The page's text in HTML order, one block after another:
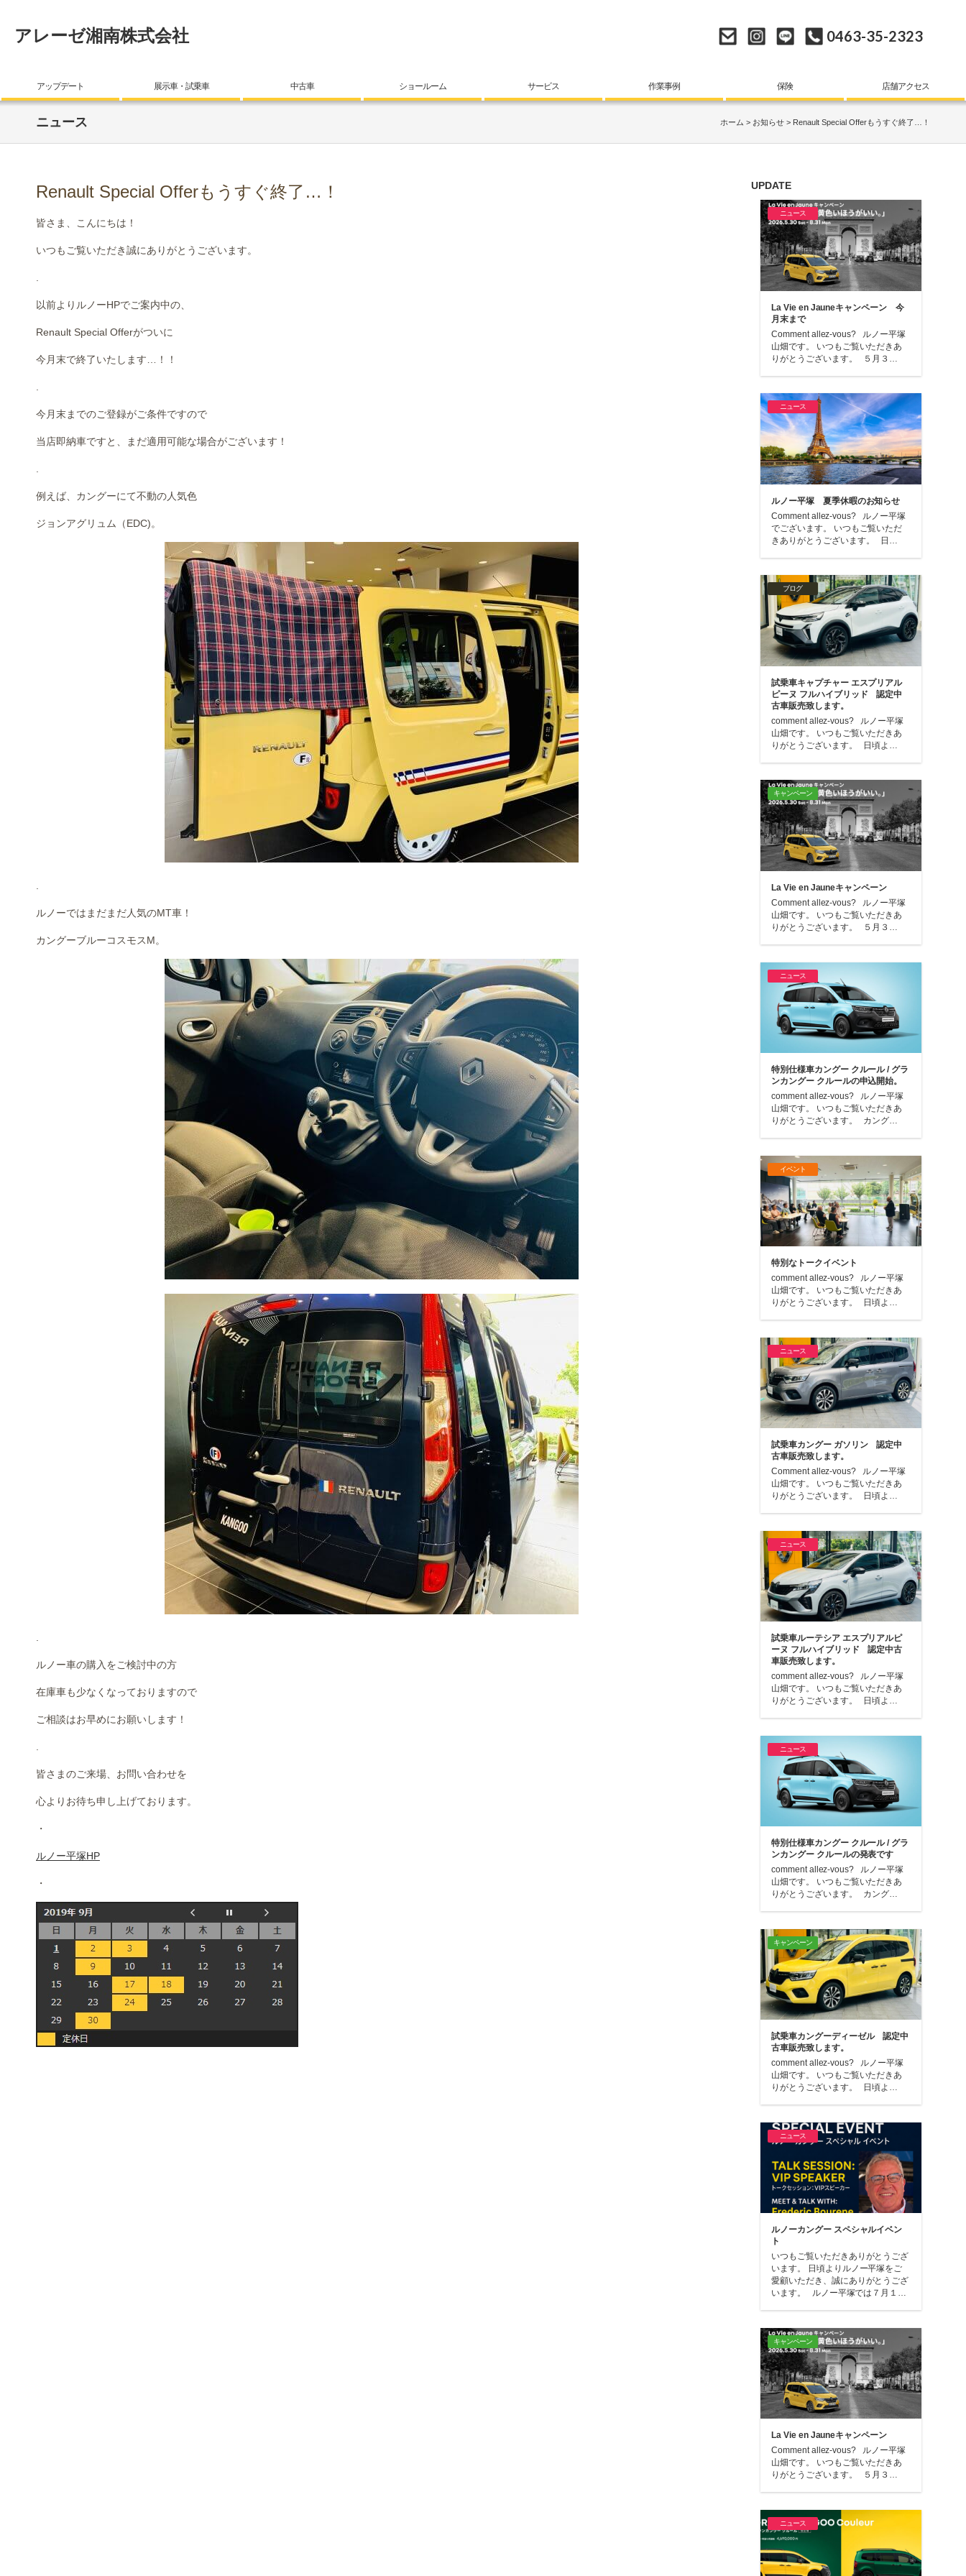
アレーゼ湘南株式会社 0463-35-2323
アップデート 展示車・試乗車 中古車 ショールーム サービス 作業事例 保険 店舗アクセス
ニュース ホーム お知らせ Renault Special Offerもうすぐ終了…！
Renault Special Offerもうすぐ終了…！
皆さま、こんにちは！
いつもご覧いただき誠にありがとうございます。
以前よりルノーHPでご案内中の、
Renault Special Offerがついに
今月末で終了いたします…！！
今月末までのご登録がご条件ですので
当店即納車ですと、まだ適用可能な場合がございます！
例えば、カングーにて不動の人気色
ジョンアグリュム（EDC)。
ルノーではまだまだ人気のMT車！
カングーブルーコスモスM。
ルノー車の購入をご検討中の方
在庫車も少なくなっておりますので
ご相談はお早めにお願いします！
皆さまのご来場、お問い合わせを
心よりお待ち申し上げております。
・
ルノー平塚HP
・
UPDATE
ニュース
La Vie en Jauneキャンペーン 今
月末まで
Comment allez-vous? ルノー平塚
山畑です。 いつもご覧いただきあ
りがとうございます。 ５月３…
ニュース
ルノー平塚 夏季休暇のお知らせ
Comment allez-vous? ルノー平塚
でございます。 いつもご覧いただ
きありがとうございます。 日…
ブログ
試乗車キャプチャー エスプリアル
ピーヌ フルハイブリッド 認定中
古車販売致します。
comment allez-vous? ルノー平塚
山畑です。 いつもご覧いただきあ
りがとうございます。 日頃よ…
キャンペーン
La Vie en Jauneキャンペーン
Comment allez-vous? ルノー平塚
山畑です。 いつもご覧いただきあ
りがとうございます。 ５月３…
ニュース
特別仕様車カングー クルール / グラ
ンカングー クルールの申込開始。
comment allez-vous? ルノー平塚
山畑です。 いつもご覧いただきあ
りがとうございます。 カング…
イベント
特別なトークイベント
comment allez-vous? ルノー平塚
山畑です。 いつもご覧いただきあ
りがとうございます。 日頃よ…
ニュース
試乗車カングー ガソリン 認定中
古車販売致します。
Comment allez-vous? ルノー平塚
山畑です。 いつもご覧いただきあ
りがとうございます。 日頃よ…
ニュース
試乗車ルーテシア エスプリアルピ
ーヌ フルハイブリッド 認定中古
車販売致します。
comment allez-vous? ルノー平塚
山畑です。 いつもご覧いただきあ
りがとうございます。 日頃よ…
ニュース
特別仕様車カングー クルール / グラ
ンカングー クルールの発表です
comment allez-vous? ルノー平塚
山畑です。 いつもご覧いただきあ
りがとうございます。 カング…
キャンペーン
試乗車カングーディーゼル 認定中
古車販売致します。
comment allez-vous? ルノー平塚
山畑です。 いつもご覧いただきあ
りがとうございます。 日頃よ…
ニュース
ルノーカングー スペシャルイベン
ト
いつもご覧いただきありがとうござ
います。 日頃よりルノー平塚をご
愛顧いただき、誠にありがとうござ
います。 ルノー平塚では７月１…
キャンペーン
La Vie en Jauneキャンペーン
Comment allez-vous? ルノー平塚
山畑です。 いつもご覧いただきあ
りがとうございます。 ５月３…
ニュース